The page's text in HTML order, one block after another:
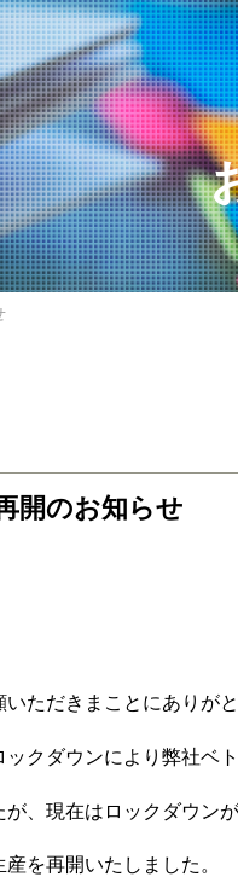
開のお知らせ
ただきまことにありがと
クダウンにより弊社ベ
、現在はロックダウン
を再開いたしました。